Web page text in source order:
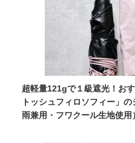
超軽量121gで１級遮光！お
トッシュフィロソフィー」
雨兼用・フワクール生地使用）